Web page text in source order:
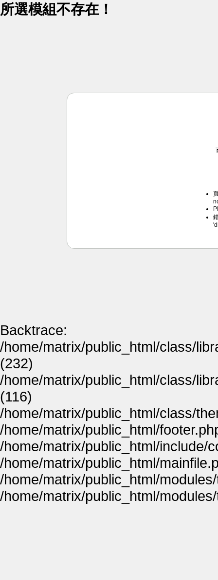
所選模組不存在！
Backtrace:
/home/matrix/public_html/class/
(232)
/home/matrix/public_html/class/
(116)
/home/matrix/public_html/class/
/home/matrix/public_html/
/home/matrix/public_html/include/
/home/matrix/public_html/
/home/matrix/public_html/
/home/matrix/public_html/